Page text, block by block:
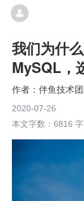
我们为什
MySQL，
伴鱼技术
2020-07-26
本文字数：6816 字